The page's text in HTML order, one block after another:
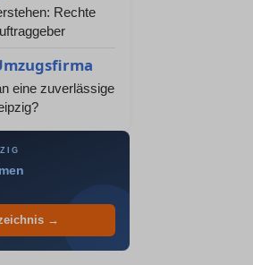
Rechte
eine zuverlässige
→